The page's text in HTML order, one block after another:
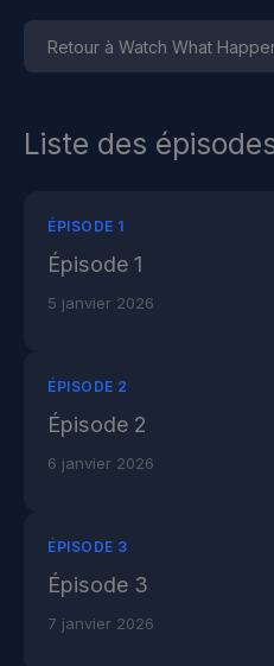
Retour à Watch What
Liste des
ÉPISODE 1
Épisode 1
5 janvier 2026
ÉPISODE 2
Épisode 2
6 janvier 2026
ÉPISODE 3
Épisode 3
7 janvier 2026